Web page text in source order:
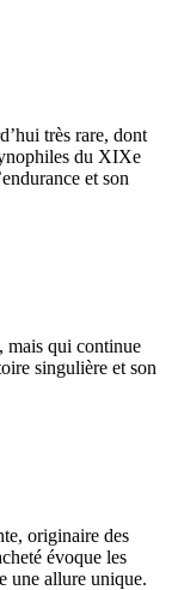
très rare, dont
du XIXe
et son
mais qui continue
singulière et son
originaire des
évoque les
une allure unique.